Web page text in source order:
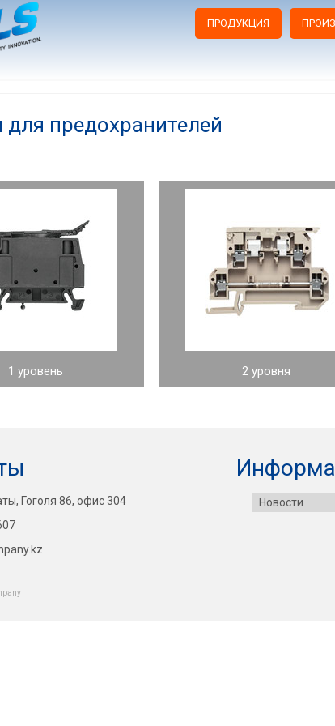
ПРОДУКЦИЯ
предохранителей
1 уровень 2 уровня
Гоголя 86, офис 304
Новости